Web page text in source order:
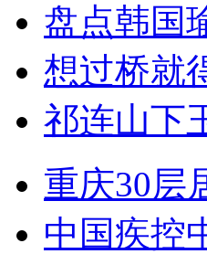
盘点韩国
想过桥就
祁连山下
重庆30
中国疾控